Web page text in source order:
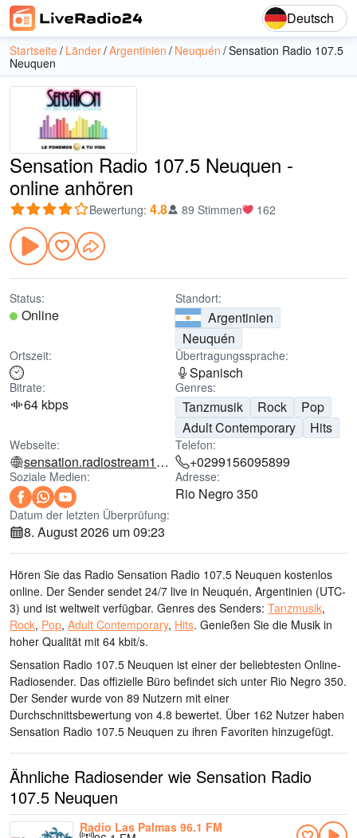
Deutsch
Startseite Länder Argentinien Neuquén Sensation Radio 107.5
Neuquen
Sensation Radio 107.5 Neuquen -
online anhören
Bewertung: 4.8 89 Stimmen 162
Status:
Online
Standort:
Argentinien
Neuquén
Ortszeit: Übertragungssprache:
Spanisch
Bitrate:
64 kbps
Genres:
Tanzmusik Rock
Pop
Adult Contemporary
Hits
Webseite:
sensation.radiostream123.com
Telefon:
+0299156095899
Soziale Medien: Adresse:
Rio Negro 350
Datum der letzten Überprüfung:
8. August 2026 um 09:23
Hören Sie das Radio Sensation Radio 107.5 Neuquen kostenlos
online. Der Sender sendet 24/7 live in Neuquén, Argentinien (UTC-
3) und ist weltweit verfügbar. Genres des Senders: Tanzmusik,
Rock, Pop, Adult Contemporary, Hits. Genießen Sie die Musik in
hoher Qualität mit 64 kbit/s.
Sensation Radio 107.5 Neuquen ist einer der beliebtesten Online-
Radiosender. Das offizielle Büro befindet sich unter Rio Negro 350.
Der Sender wurde von 89 Nutzern mit einer
Durchschnittsbewertung von 4.8 bewertet. Über 162 Nutzer haben
Sensation Radio 107.5 Neuquen zu ihren Favoriten hinzugefügt.
Ähnliche Radiosender wie Sensation Radio
107.5 Neuquen
Radio Las Palmas 96.1 FM